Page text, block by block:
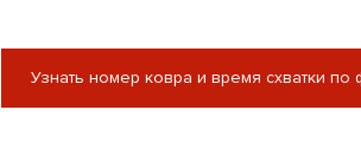
Узнать номер ковра и время схватки по